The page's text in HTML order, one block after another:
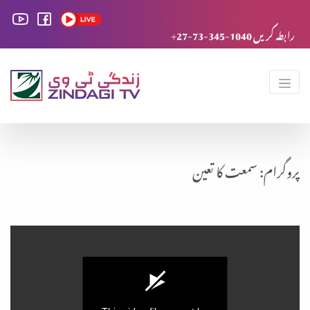
+27-73-345-1040 رابطہ کریں
پروگرام: سمعت کا تعین